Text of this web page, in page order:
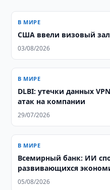
В МИРЕ
США ввели визовый
03/08/2026
В МИРЕ
DLBI: утечки данных
атак на компании
29/07/2026
В МИРЕ
Всемирный банк: ИИ
развивающихся
05/08/2026